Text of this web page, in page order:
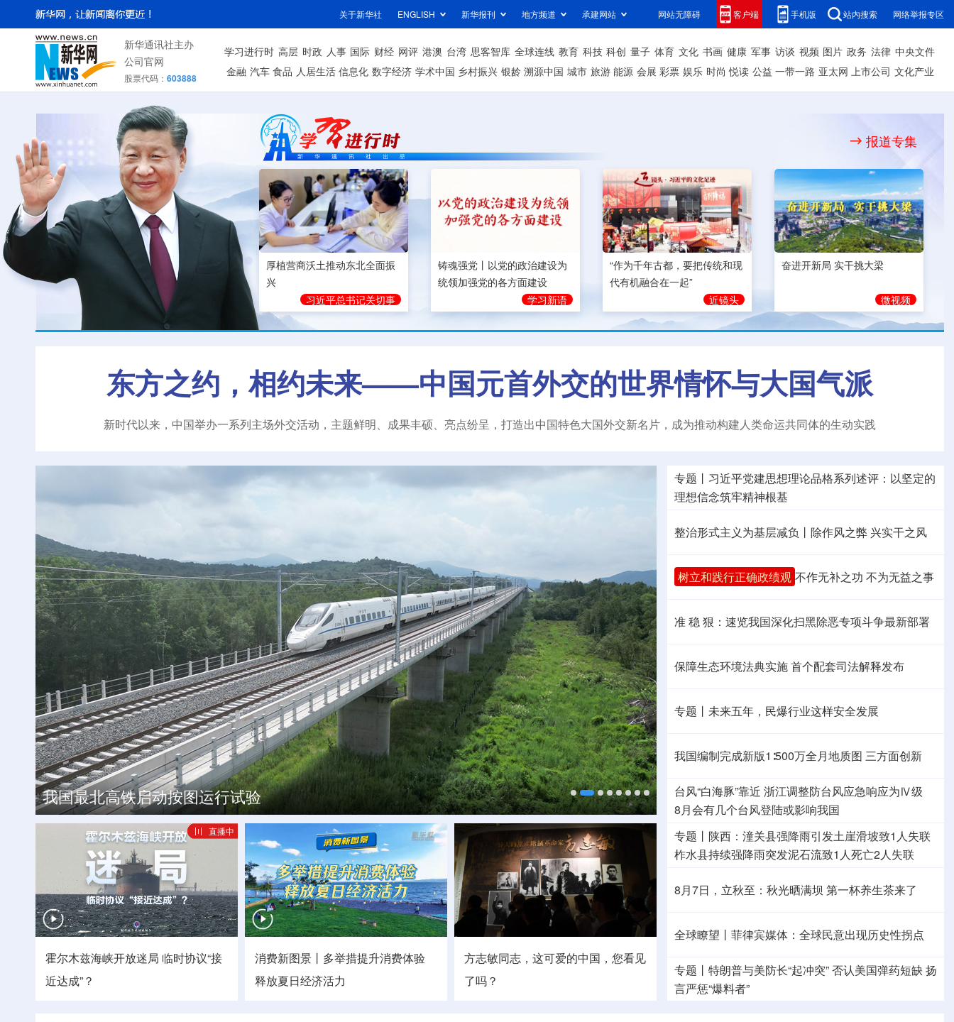
关于新华社 ENGLISH 新华报刊 地方频道 承建网站 网站无障碍 客户端 手机版 站内搜索 网络举报专区
新华通讯社主办
公司官网
股票代码： 603888
学习进行时 高层 时政 人事 国际 财经 网评 港澳 台湾 思客智库 全球连线 教育 科技 科创 量子 体育 文化 书画 健康 军事 访谈 视频 图片 政务 法律 中央文件
金融 汽车 食品 人居生活 信息化 数字经济 学术中国 乡村振兴 银龄 溯源中国 城市 旅游 能源 会展 彩票 娱乐 时尚 悦读 公益 一带一路 亚太网 上市公司 文化产业
报道专集
厚植营商沃土推动东北全面振
兴
习近平总书记关切事
铸魂强党丨以党的政治建设为
统领加强党的各方面建设
学习新语
“作为千年古都，要把传统和现
代有机融合在一起”
近镜头
奋进开新局 实干挑大梁
微视频
东方之约，相约未来——中国元首外交的世界情怀与大国气派
新时代以来，中国举办一系列主场外交活动，主题鲜明、成果丰硕、亮点纷呈，打造出中国特色大国外交新名片，成为推动构建人类命运共同体的生动实践
工银私人银行 君子偕伙伴同行
让“小哥”们的奔忙之路安全温暖、成就感满满
我国最北高铁启动按图运行试验
关爱——为户外劳动者撑起“清凉伞”
直播中
霍尔木兹海峡开放迷局 临时协议“接
近达成”？
消费新图景丨多举措提升消费体验
释放夏日经济活力
方志敏同志，这可爱的中国，您看见
了吗？
专题丨 习近平党建思想理论品格系列述评：以坚定的
理想信念筑牢精神根基
整治形式主义为基层减负丨除作风之弊 兴实干之风
树立和践行正确政绩观 不作无补之功 不为无益之事
准 稳 狠：速览我国深化扫黑除恶专项斗争最新部署
保障生态环境法典实施 首个配套司法解释发布
专题丨 未来五年，民爆行业这样安全发展
我国编制完成新版1∶500万全月地质图 三方面创新
台风“白海豚”靠近 浙江调整防台风应急响应为Ⅳ级
8月会有几个台风登陆或影响我国
专题丨 陕西：潼关县强降雨引发土崖滑坡致1人失联
柞水县持续强降雨突发泥石流致1人死亡2人失联
8月7日，立秋至：秋光晒满坝 第一杯养生茶来了
全球瞭望丨菲律宾媒体：全球民意出现历史性拐点
专题丨 特朗普与美防长“起冲突”否认美国弹药短缺 扬
言严惩“爆料者”